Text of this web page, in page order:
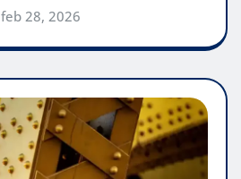
feb 28, 2026